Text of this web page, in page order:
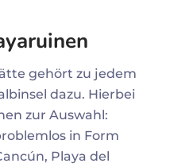
gehört zu jedem
dazu. Hierbei
zur Auswahl:
in Form
Playa del